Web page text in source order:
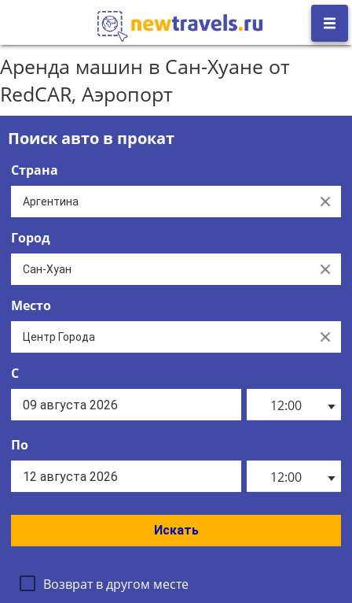
Аренда машин в Сан-Хуане от
RedCAR, Аэропорт
Поиск авто в прокат
Страна
Clear
Город
Clear
Место
Clear
С
12:00
По
12:00
Искать
Возврат в другом месте